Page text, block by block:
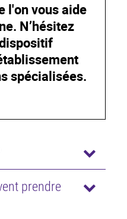
l'on vous aide
N’hésitez
spécialisées.
prendre